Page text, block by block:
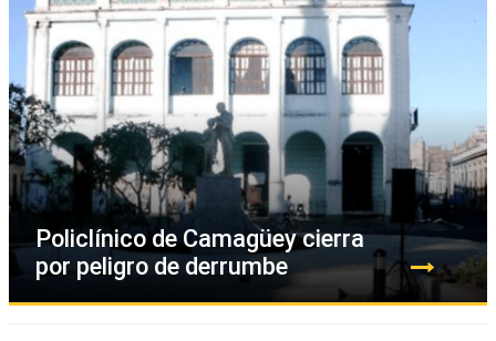
Policlínico de Camagüey cierra
por peligro de derrumbe